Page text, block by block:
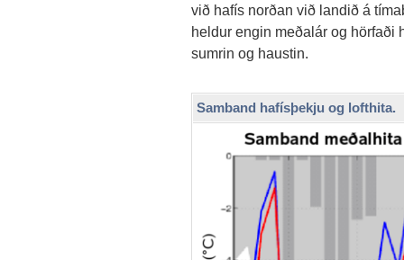
við hafís norðan við landið á
heldur engin meðalár og hörfaði
sumrin og haustin.
Samband hafísþekju og lofthita.